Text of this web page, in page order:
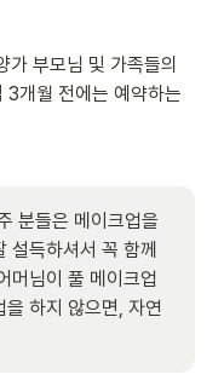
가 부모님 및 가족들의
3개월 전에는 예약하는
분들은 메이크업을
설득하셔서 꼭 함께
머님이 풀 메이크업
하지 않으면, 자연